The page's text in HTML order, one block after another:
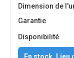
Dimension de
Garantie
Disponibilité